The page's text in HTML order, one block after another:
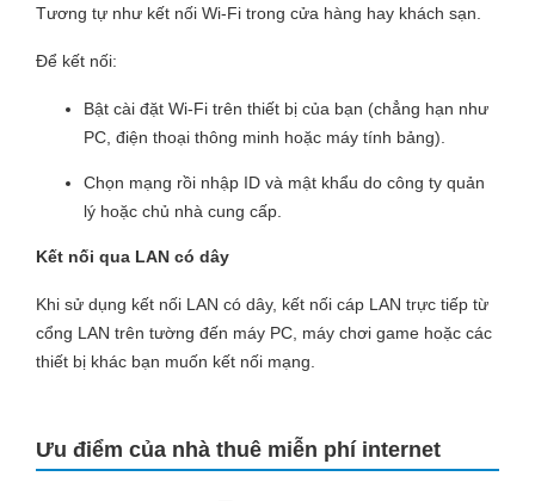
Tương tự như kết nối Wi-Fi trong cửa hàng hay khách sạn.
Để kết nối:
Bật cài đặt Wi-Fi trên thiết bị của bạn (chẳng hạn như
PC, điện thoại thông minh hoặc máy tính bảng).
Chọn mạng rồi nhập ID và mật khẩu do công ty quản
lý hoặc chủ nhà cung cấp.
Kết nối qua LAN có dây
Khi sử dụng kết nối LAN có dây, kết nối cáp LAN trực tiếp từ
cổng LAN trên tường đến máy PC, máy chơi game hoặc các
thiết bị khác bạn muốn kết nối mạng.
Ưu điểm của nhà thuê miễn phí internet